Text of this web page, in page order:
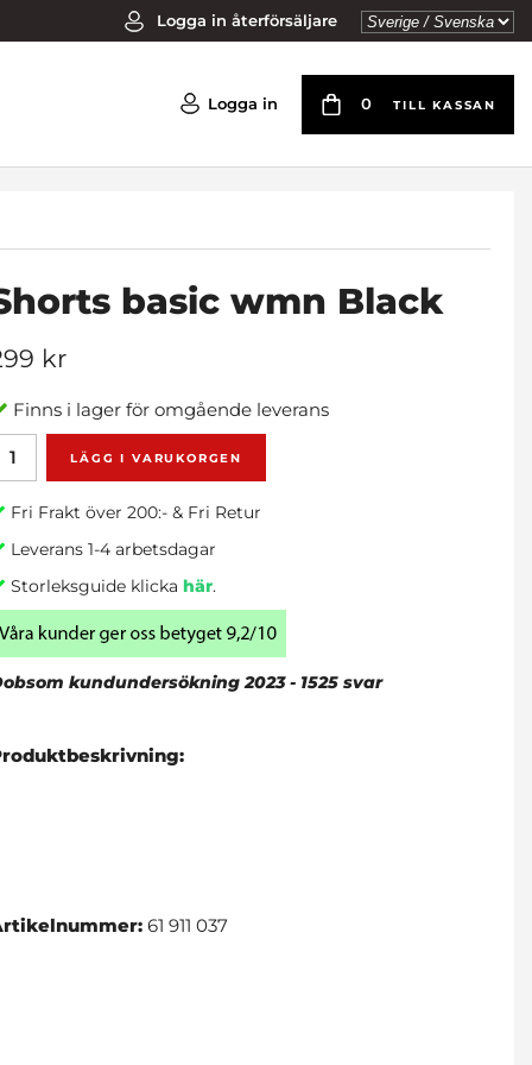
Logga in återförsäljare
Logga in 0 TILL KASSAN
basic wmn Black
kr
Finns i lager för omgående leverans
LÄGG I VARUKORGEN
Fri Frakt över 200:- & Fri Retur
Leverans 1-4 arbetsdagar
Storleksguide klickahär.
kundundersökning 2023 - 1525 svar
61 911 037